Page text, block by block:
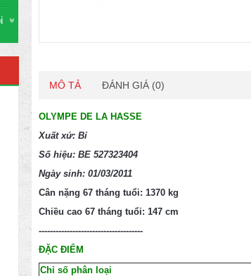
MÔ TẢ ĐÁNH GIÁ (0)
OLYMPE DE LA HASSE
Xuất xứ: Bỉ
Số hiệu: BE 527323404
Ngày sinh: 01/03/2011
Cân nặng 67 tháng tuổi: 1370 kg
Chiều cao 67 tháng tuổi: 147 cm
-------------------------------------
ĐẶC ĐIỂM
Chỉ số phân loại